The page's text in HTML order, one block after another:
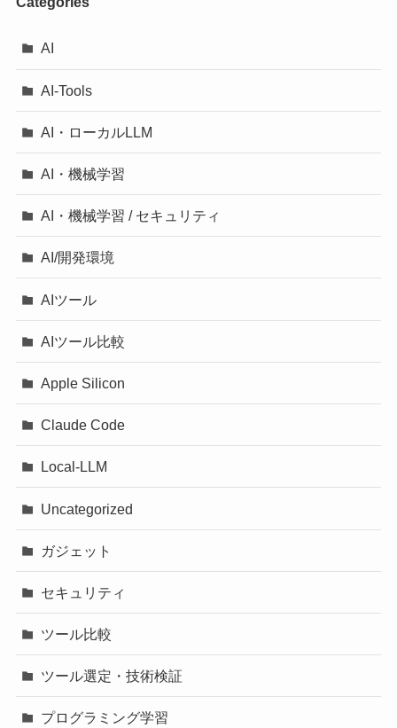
AI
AI-Tools
AI・ローカルLLM
AI・機械学習
AI・機械学習 / セキュリティ
AI/開発環境
AIツール
AIツール比較
Apple Silicon
Claude Code
Local-LLM
Uncategorized
ガジェット
セキュリティ
ツール比較
ツール選定・技術検証
プログラミング学習